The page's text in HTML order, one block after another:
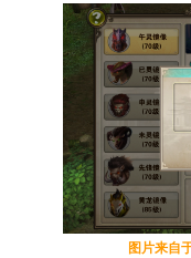
图片来自